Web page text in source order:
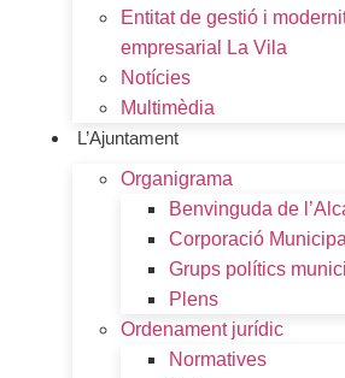
Entitat de gestió i
empresarial La Vila
Notícies
Multimèdia
L’Ajuntament
Organigrama
Benvinguda de
Corporació Municipal
Grups polítics
Plens
Ordenament jurídic
Normatives